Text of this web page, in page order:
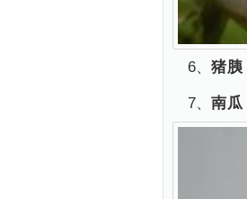
6、猪胰
7、南瓜